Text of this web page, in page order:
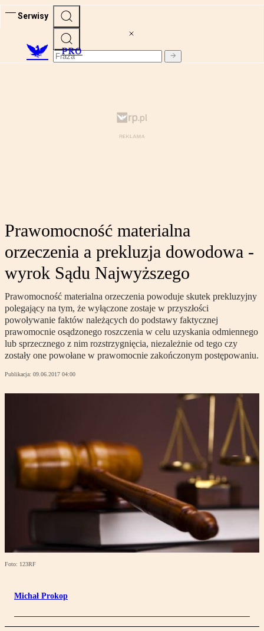
Serwisy
PRO
Prawomocność materialna
orzeczenia a prekluzja dowodowa -
wyrok Sądu Najwyższego
Prawomocność materialna orzeczenia powoduje skutek prekluzyjny
polegający na tym, że wyłączone zostaje w przyszłości
powoływanie faktów należących do podstawy faktycznej
prawomocnie osądzonego roszczenia w celu uzyskania odmiennego
lub sprzecznego z nim rozstrzygnięcia, niezależnie od tego czy
zostały one powołane w prawomocnie zakończonym postępowaniu.
Publikacja: 09.06.2017 04:00
Foto: 123RF
Michał Prokop